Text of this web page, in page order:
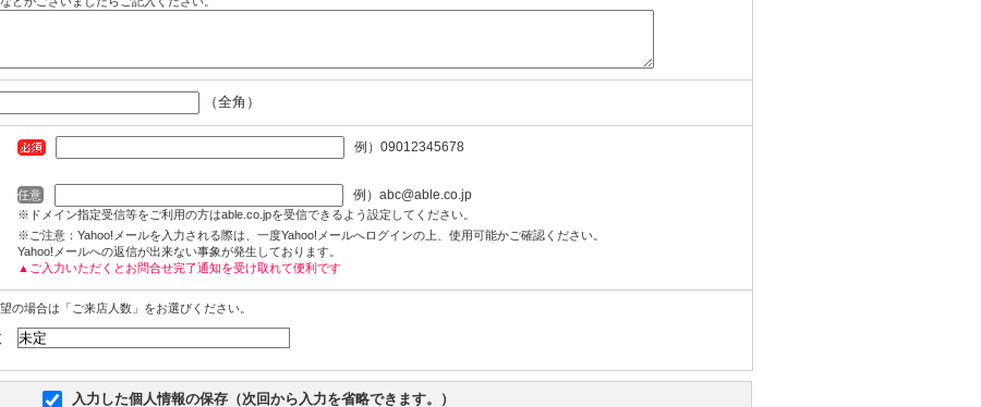
（全角）
例）09012345678
任意 例）abc@able.co.jp
※ドメイン指定受信等をご利用の方はable.co.jpを受信できるよう設定してください。
※ご注意：Yahoo!メールを入力される際は、一度Yahoo!メールへログインの上、使用可能かご確認ください。
Yahoo!メールへの返信が出来ない事象が発生しております。
▲ご入力いただくとお問合せ完了通知を受け取れて便利です
の場合は「ご来店人数」をお選びください。
入力した個人情報の保存（次回から入力を省略できます。）